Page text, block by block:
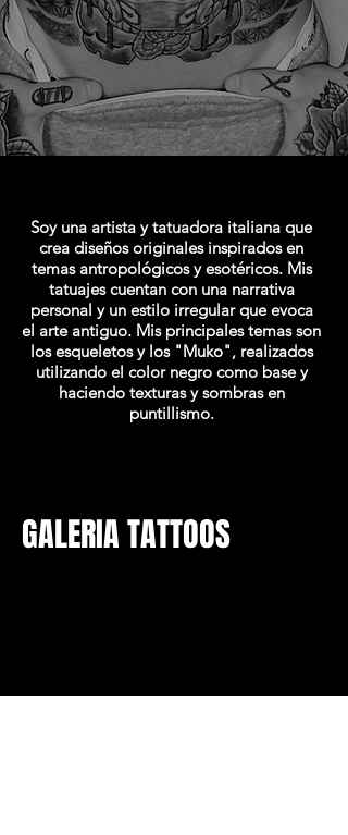
Soy una artista y tatuadora italiana que
crea diseños originales inspirados en
temas antropológicos y esotéricos. Mis
tatuajes cuentan con una narrativa
personal y un estilo irregular que evoca
el arte antiguo. Mis principales temas son
los esqueletos y los "Muko", realizados
utilizando el color negro como base y
haciendo texturas y sombras en
puntillismo.
GALERIA TATTOOS